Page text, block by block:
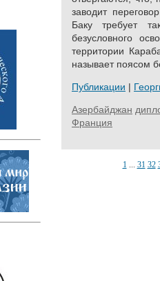
заводит
Баку требует
безусловного
территории
называет поясом
Публикации |
Азербайджан
Франция
1... 31 32